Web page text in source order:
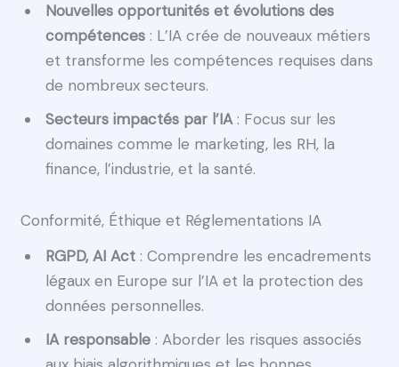
Nouvelles opportunités et évolutions des
compétences : L’IA crée de nouveaux métiers
et transforme les compétences requises dans
de nombreux secteurs.
Secteurs impactés par l’IA: Focus sur les
domaines comme le marketing, les RH, la
finance, l’industrie, et la santé.
Conformité, Éthique et Réglementations IA
RGPD, AI Act : Comprendre les encadrements
légaux en Europe sur l’IA et la protection des
données personnelles.
IA responsable : Aborder les risques associés